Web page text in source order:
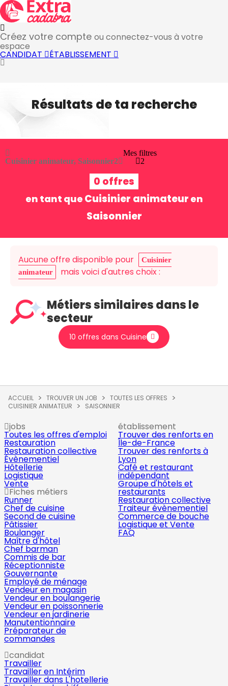
Créez votre compte ou connectez-vous à votre
espace
CANDIDAT ÉTABLISSEMENT
Résultats de ta recherche
Cuisinier animateur, Saisonnier2
Mes filtres
2
0 offres
en tant que Cuisinier animateur en
Saisonnier
Aucune offre disponible pour
Cuisinier
animateur
mais voici d'autres choix :
Métiers similaires dans le
secteur
10 offres dans Cuisine
ACCUEIL TROUVER UN JOB
TOUTES LES OFFRES
CUISINIER ANIMATEUR
SAISONNIER
jobs
Toutes les offres d'emploi
Restauration
Restauration collective
Évènementiel
Hôtellerie
Logistique
Vente
Fiches métiers
Runner
Chef de cuisine
Second de cuisine
Pâtissier
Boulanger
Maître d'hôtel
Chef barman
Commis de bar
Réceptionniste
Gouvernante
Employé de ménage
Vendeur en magasin
Vendeur en boulangerie
Vendeur en poissonnerie
Vendeur en jardinerie
Manutentionnaire
Préparateur de
commandes
établissement
Trouver des renforts en
Île-de-France
Trouver des renforts à
Lyon
Café et restaurant
indépendant
Groupe d'hôtels et
restaurants
Restauration collective
Traiteur évènementiel
Commerce de bouche
Logistique et Vente
FAQ
candidat
Travailler
Travailler en Intérim
Travailler dans L'hotellerie